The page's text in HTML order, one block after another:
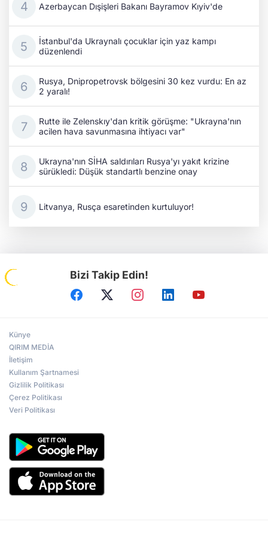
Azerbaycan Dışişleri Bakanı Bayramov Kıyiv'de
İstanbul'da Ukraynalı çocuklar için yaz kampı
düzenlendi
Rusya, Dnipropetrovsk bölgesini 30 kez vurdu: En az
2 yaralı!
Rutte ile Zelenskıy'dan kritik görüşme: "Ukrayna'nın
acilen hava savunmasına ihtiyacı var"
Ukrayna'nın SİHA saldırıları Rusya'yı yakıt krizine
sürükledi: Düşük standartlı benzine onay
Litvanya, Rusça esaretinden kurtuluyor!
Bizi Takip Edin!
Künye
QIRIM MEDİA
İletişim
Kullanım Şartnamesi
Gizlilik Politikası
Çerez Politikası
Veri Politikası